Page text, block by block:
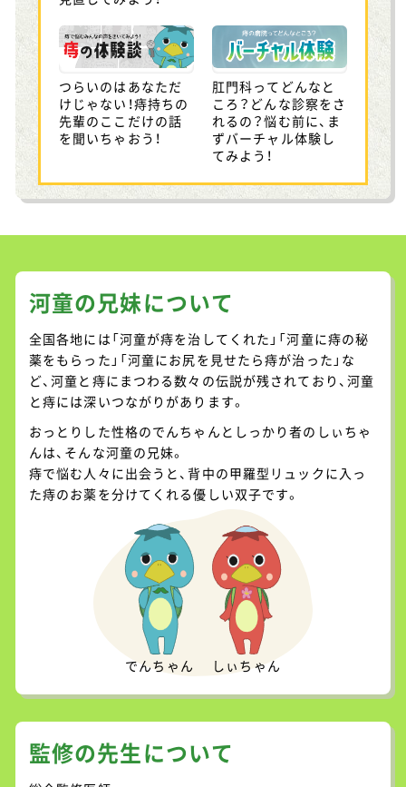
つらいのはあなただ
けじゃない！痔持ちの
先輩のここだけの話
を聞いちゃおう！
肛門科ってどんなと
ころ？どんな診察をさ
れるの？悩む前に、ま
ずバーチャル体験し
てみよう！
河童の兄妹について
全国各地には「河童が痔を治してくれた」「河童に痔の秘
薬をもらった」「河童にお尻を見せたら痔が治った」な
ど、河童と痔にまつわる数々の伝説が残されており、河童
と痔には深いつながりがあります。
おっとりした性格のでんちゃんとしっかり者のしぃちゃ
んは、そんな河童の兄妹。
痔で悩む人々に出会うと、背中の甲羅型リュックに入っ
た痔のお薬を分けてくれる優しい双子です。
でんちゃん しぃちゃん
監修の先生について